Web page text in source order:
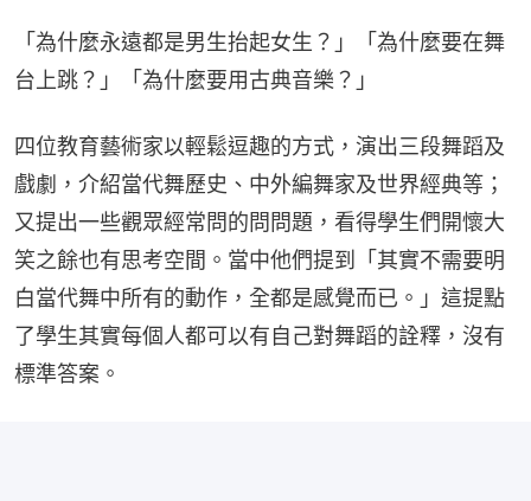
「為什麼永遠都是男生抬起女生？」「為什麼要在舞
台上跳？」「為什麼要用古典音樂？」
四位教育藝術家以輕鬆逗趣的方式，演出三段舞蹈及
戲劇，介紹當代舞歷史、中外編舞家及世界經典等；
又提出一些觀眾經常問的問問題，看得學生們開懷大
笑之餘也有思考空間。當中他們提到「其實不需要明
白當代舞中所有的動作，全都是感覺而已。」這提點
了學生其實每個人都可以有自己對舞蹈的詮釋，沒有
標準答案。